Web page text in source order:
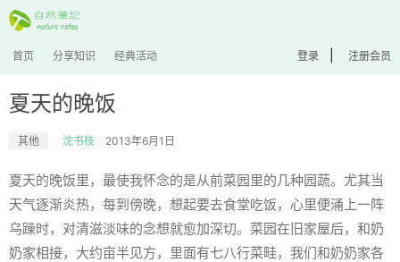
首页 分享知识 经典活动 登录 注册会员
夏天的晚饭
其他 沈书枝 2013年6月1日
夏天的晚饭里，最使我怀念的是从前菜园里的几种园蔬。尤其当
天气逐渐炎热，每到傍晚，想起要去食堂吃饭，心里便涌上一阵
乌躁时，对清滋淡味的念想就愈加深切。菜园在旧家屋后，和奶
奶家相接，大约亩半见方，里面有七八行菜畦，我们和奶奶家各